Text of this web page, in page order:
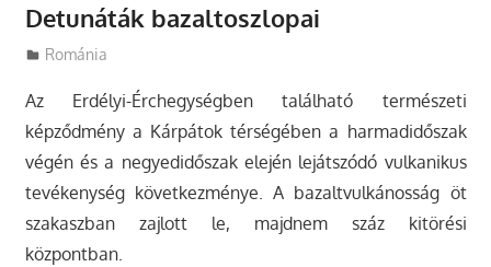
Detunáták bazaltoszlopai
Utazasok.org
Románia
Az Erdélyi-Érchegységben található természeti
képződmény a Kárpátok térségében a harmadidőszak
végén és a negyedidőszak elején lejátszódó vulkanikus
tevékenység következménye. A bazaltvulkánosság öt
szakaszban zajlott le, majdnem száz kitörési
központban.